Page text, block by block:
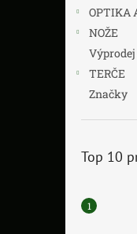
OPTIKA
NOŽE
TERČE
Značky
Top 10